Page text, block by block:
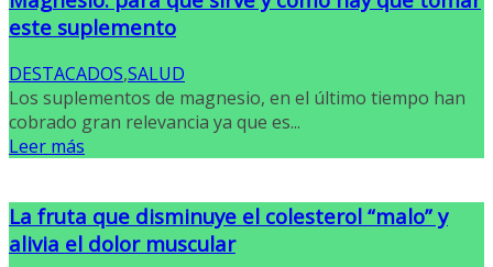
este suplemento
DESTACADOS,SALUD
Los suplementos de magnesio, en el último tiempo han
cobrado gran relevancia ya que es...
Leer más
La fruta que disminuye el colesterol “malo” y
alivia el dolor muscular